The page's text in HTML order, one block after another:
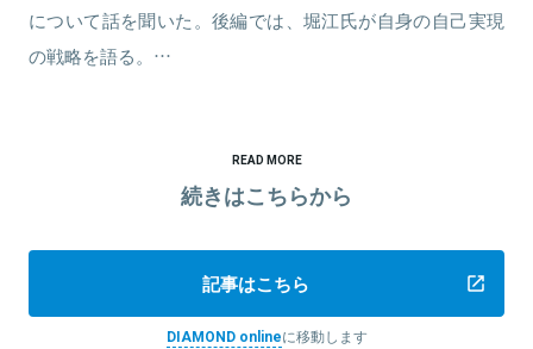
について話を聞いた。後編では、堀江氏が自身の自己実現
の戦略を語る。…
READ MORE
続きはこちらから
記事はこちら
DIAMOND onlineに移動します